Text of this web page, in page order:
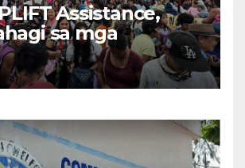
Assistance,
sa mga
benepisyaryo
Oriental Mindoro